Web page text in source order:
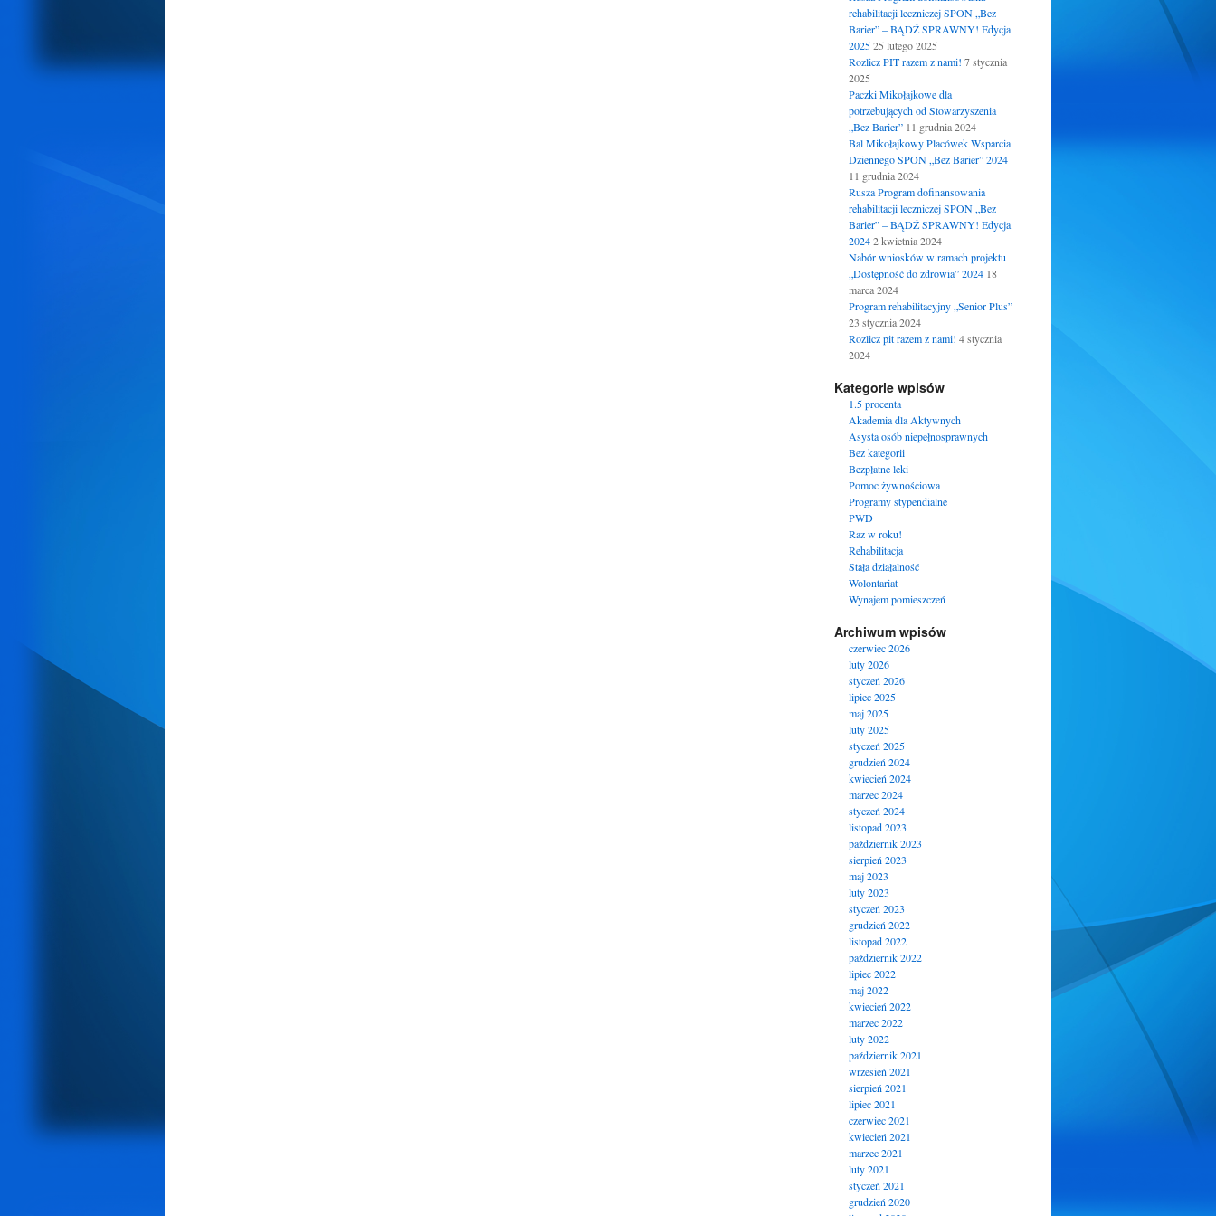
rehabilitacji leczniczej SPON „Bez
Barier” – BĄDŹ SPRAWNY! Edycja
2025 25 lutego 2025
Rozlicz PIT razem z nami! 7 stycznia
2025
Paczki Mikołajkowe dla
potrzebujących od Stowarzyszenia
„Bez Barier” 11 grudnia 2024
Bal Mikołajkowy Placówek Wsparcia
Dziennego SPON „Bez Barier” 2024
11 grudnia 2024
Rusza Program dofinansowania
rehabilitacji leczniczej SPON „Bez
Barier” – BĄDŹ SPRAWNY! Edycja
2024 2 kwietnia 2024
Nabór wniosków w ramach projektu
„Dostępność do zdrowia” 2024 18
marca 2024
Program rehabilitacyjny „Senior Plus”
23 stycznia 2024
Rozlicz pit razem z nami! 4 stycznia
2024
Kategorie wpisów
1.5 procenta
Akademia dla Aktywnych
Asysta osób niepełnosprawnych
Bez kategorii
Bezpłatne leki
Pomoc żywnościowa
Programy stypendialne
PWD
Raz w roku!
Rehabilitacja
Stała działalność
Wolontariat
Wynajem pomieszczeń
Archiwum wpisów
czerwiec 2026
luty 2026
styczeń 2026
lipiec 2025
maj 2025
luty 2025
styczeń 2025
grudzień 2024
kwiecień 2024
marzec 2024
styczeń 2024
listopad 2023
październik 2023
sierpień 2023
maj 2023
luty 2023
styczeń 2023
grudzień 2022
listopad 2022
październik 2022
lipiec 2022
maj 2022
kwiecień 2022
marzec 2022
luty 2022
październik 2021
wrzesień 2021
sierpień 2021
lipiec 2021
czerwiec 2021
kwiecień 2021
marzec 2021
luty 2021
styczeń 2021
grudzień 2020